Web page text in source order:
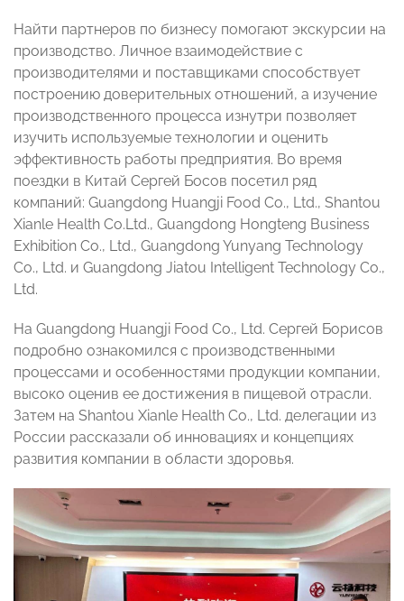
Найти партнеров по бизнесу помогают экскурсии на
производство. Личное взаимодействие с
производителями и поставщиками способствует
построению доверительных отношений, а изучение
производственного процесса изнутри позволяет
изучить используемые технологии и оценить
эффективность работы предприятия. Во время
поездки в Китай Сергей Босов посетил ряд
компаний: Guangdong Huangji Food Co., Ltd., Shantou
Xianle Health Co.Ltd., Guangdong Hongteng Business
Exhibition Co., Ltd., Guangdong Yunyang Technology
Co., Ltd. и Guangdong Jiatou Intelligent Technology Co.,
Ltd.
На Guangdong Huangji Food Co., Ltd. Сергей Борисов
подробно ознакомился с производственными
процессами и особенностями продукции компании,
высоко оценив ее достижения в пищевой отрасли.
Затем на Shantou Xianle Health Co., Ltd. делегации из
России рассказали об инновациях и концепциях
развития компании в области здоровья.